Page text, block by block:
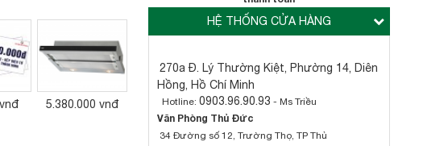
5.380.000 vnđ
HỆ THỐNG CỬA HÀNG
270a Đ. Lý Thường Kiệt, Phường 14, Diên
Hồng, Hồ Chí Minh
Hotline: 0903.96.90.93 - Ms Triều
Văn Phòng Thủ Đức
34 Đường số 12, Trường Thọ, TP Thủ